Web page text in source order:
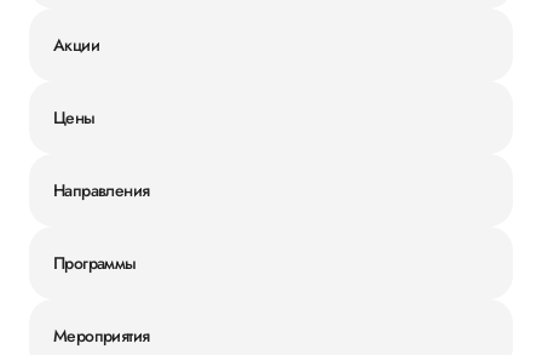
Акции
Цены
Направления
Программы
Мероприятия